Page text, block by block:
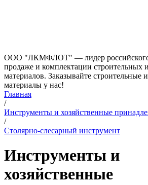
ООО "ЛКМФЛОТ" — лидер российского
продаже и комплектации строительных
материалов. Заказывайте строительные
материалы у нас!
Главная
/
Инструменты и хозяйственные
/
Столярно-слесарный инструмент
Инструменты и
хозяйственные